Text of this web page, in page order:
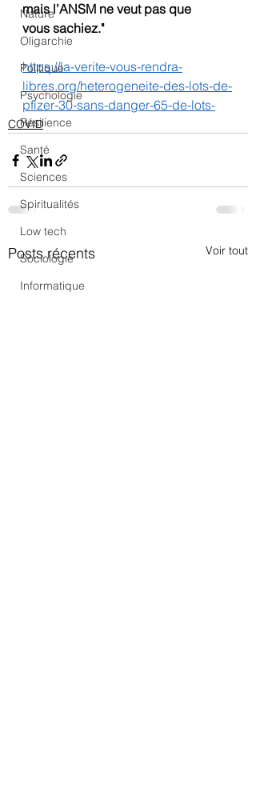
Nature
Oligarchie
Politique
Psychologie
Résilience
Santé
Sciences
Spiritualités
Low tech
Sociologie
Informatique
mais l’ANSM ne veut pas que
vous sachiez."
https://la-verite-vous-rendra-
libres.org/heterogeneite-des-lots-de-
pfizer-30-sans-danger-65-de-lots-
COVID
Posts récents Voir tout